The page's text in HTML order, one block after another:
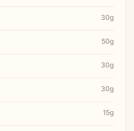
30g
50g
30g
30g
15g